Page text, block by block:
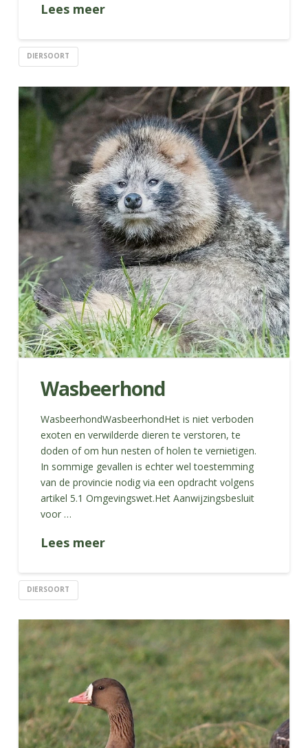
Lees meer
DIERSOORT
Wasbeerhond
WasbeerhondWasbeerhondHet is niet verboden
exoten en verwilderde dieren te verstoren, te
doden of om hun nesten of holen te vernietigen.
In sommige gevallen is echter wel toestemming
van de provincie nodig via een opdracht volgens
artikel 5.1 Omgevingswet.Het Aanwijzingsbesluit
voor …
Lees meer
DIERSOORT